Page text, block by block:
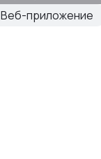
Веб-приложение